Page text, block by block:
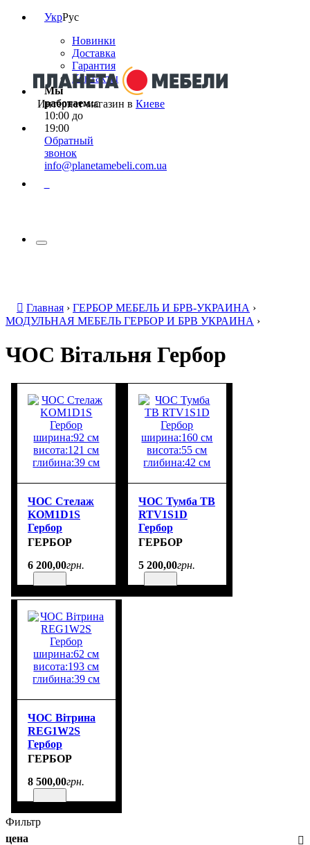
УкрРус
Новинки
Доставка
Гарантия
Контакты
Мы
работаем:с
10:00 до
19:00
Обратный
звонок
info@planetamebeli.com.ua
Интернет-магазин в Киеве
Главная › ГЕРБОР МЕБЕЛЬ И БРВ-УКРАИНА ›
МОДУЛЬНАЯ МЕБЕЛЬ ГЕРБОР И БРВ УКРАИНА ›
ЧОС Вітальня Гербор
ЧОС Стелаж
KOM1D1S
Гербор
ширина:92 см
глибина:39 см
ГЕРБОР
6 200,00грн.
ЧОС Тумба ТВ
RTV1S1D
Гербор
ширина:160 см
глибина:42 см
ГЕРБОР
5 200,00грн.
ЧОС Вiтрина
REG1W2S
Гербор
ширина:62 см
глибина:39 см
ГЕРБОР
8 500,00грн.
Фильтр
цена